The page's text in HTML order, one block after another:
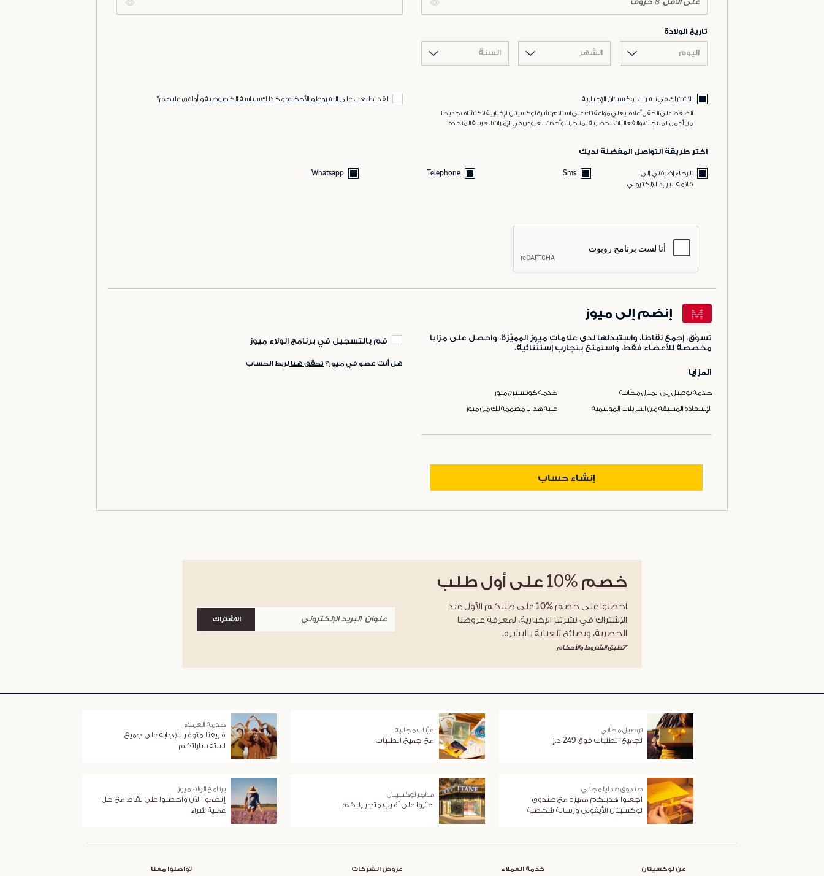
تاريخ الولادة
اليوم الشهر السنة
الاشتراك في نشرات لوكسيتان الإخبارية
الضغط على الحقل أعلاه، يعني موافقتك على استلام نشرة لوكسيتان الإخبارية لاكتشاف جديدنا
من أجمل المنتجات، والفعاليات الحصرية بمتاجرنا، وأحدث العروض في الإمارات العربية المتحدة
لقد اطلعت على الشروط و الأحكامو كذلكسياسة الخصوصيةو أوافق عليهم*
اختر طريقة التواصل المفضلة لديك
الرجاء إضافتي إلى
قائمة البريد الإلكتروني
Sms
Telephone
Whatsapp
إنضم إلى ميوز
تسوّق، إجمع نقاطاً، واستبدلها لدى علامات ميوز المميّزة، واحصل على مزايا
مخصصة للأعضاء فقط، واستمتع بتجارب إستثنائية.
المزايا
خدمة توصيل إلى المنزل مجّانية خدمة كونسييرج ميوز
الإستفادة المسبقة من التنزيلات الموسمية علبة هدايا مصممة لك من ميوز
إنشاء حساب
قم بالتسجيل في برنامج الولاء ميوز
هل أنت عضو في ميوز؟ تحقق هنا لربط الحساب
خصم %10 على أول طلب
احصلوا على خصم %10 على طلبكم الأول عند
الإشتراك في نشرتنا الإخبارية، لمعرفة عروضنا
الحصرية، ونصائح للعناية بالبشرة.
*تطبق الشروط والأحكام
الاشتراك
توصيل مجاني
لجميع الطلبات فوق 249 د.إ
عيّنات مجانية
مع جميع الطلبات
خدمة العملاء
فريقنا متوفر للإجابة على جميع
استفساراتكم
صندوق هدايا مجاني
اجعلوا هديتكم مميزة مع صندوق
لوكسيتان الأيقوني ورسالة شخصية
متاجر لوكسيتان
اعثروا على أقرب متجر إليكم
برنامج الولاء ميوز
إنضموا الآن واحصلوا على نقاط مع كل
عملية شراء
عن لوكسيتان خدمة العملاء عروض الشركات تواصلوا معنا